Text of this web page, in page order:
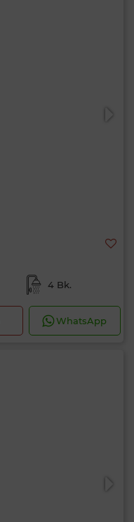
4 Bk.
WhatsApp